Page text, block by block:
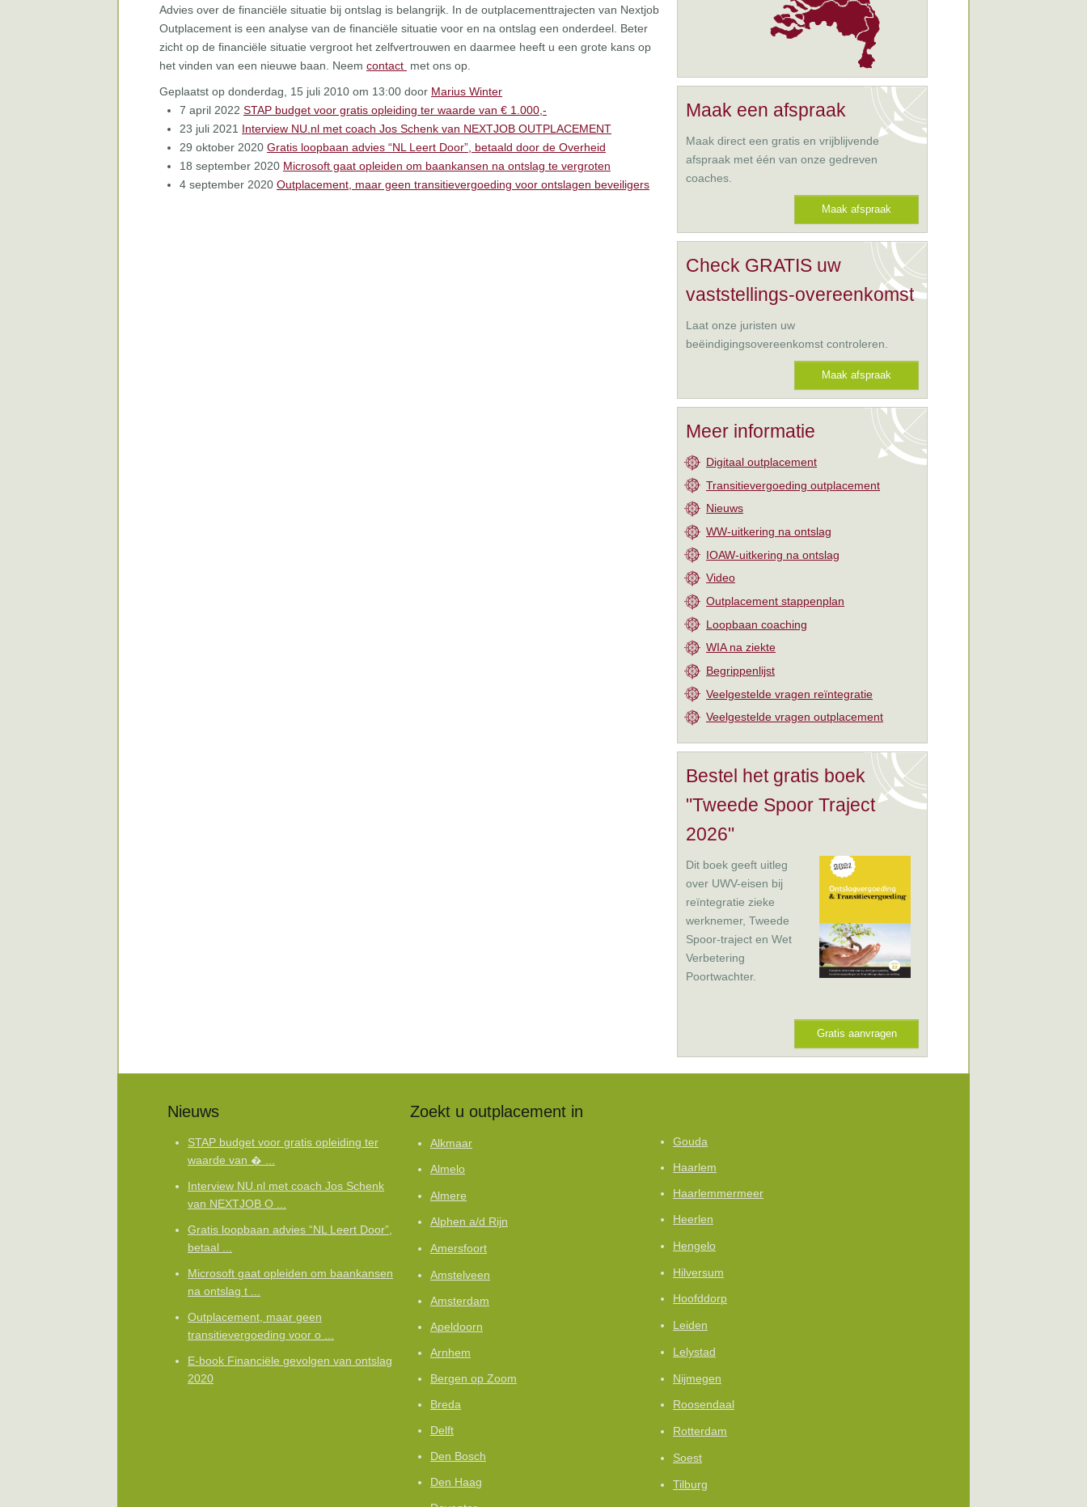
Advies over de financiële situatie bij ontslag is belangrijk. In de outplacementtrajecten van Nextjob
Outplacement is een analyse van de financiële situatie voor en na ontslag een onderdeel. Beter
zicht op de financiële situatie vergroot het zelfvertrouwen en daarmee heeft u een grote kans op
het vinden van een nieuwe baan. Neem contact met ons op.
Geplaatst op donderdag, 15 juli 2010 om 13:00 door Marius Winter
7 april 2022 STAP budget voor gratis opleiding ter waarde van € 1.000,-
23 juli 2021 Interview NU.nl met coach Jos Schenk van NEXTJOB OUTPLACEMENT
29 oktober 2020 Gratis loopbaan advies “NL Leert Door”, betaald door de Overheid
18 september 2020 Microsoft gaat opleiden om baankansen na ontslag te vergroten
4 september 2020 Outplacement, maar geen transitievergoeding voor ontslagen beveiligers
Maak een afspraak
Maak direct een gratis en vrijblijvende
afspraak met één van onze gedreven
coaches.
Maak afspraak
Check GRATIS uw
vaststellings-overeenkomst
Laat onze juristen uw
beëindigingsovereenkomst controleren.
Maak afspraak
Meer informatie
Digitaal outplacement
Transitievergoeding outplacement
Nieuws
WW-uitkering na ontslag
IOAW-uitkering na ontslag
Video
Outplacement stappenplan
Loopbaan coaching
WIA na ziekte
Begrippenlijst
Veelgestelde vragen reïntegratie
Veelgestelde vragen outplacement
Bestel het gratis boek
"Tweede Spoor Traject
2026"
Dit boek geeft uitleg
over UWV-eisen bij
reïntegratie zieke
werknemer, Tweede
Spoor-traject en Wet
Verbetering
Poortwachter.
Gratis aanvragen
Nieuws
STAP budget voor gratis opleiding ter
waarde van � ...
Interview NU.nl met coach Jos Schenk
van NEXTJOB O ...
Gratis loopbaan advies “NL Leert Door”,
betaal ...
Microsoft gaat opleiden om baankansen
na ontslag t ...
Outplacement, maar geen
transitievergoeding voor o ...
E-book Financiële gevolgen van ontslag
2020
Zoekt u outplacement in
Alkmaar
Almelo
Almere
Alphen a/d Rijn
Amersfoort
Amstelveen
Amsterdam
Apeldoorn
Arnhem
Bergen op Zoom
Breda
Delft
Den Bosch
Den Haag
Gouda
Haarlem
Haarlemmermeer
Heerlen
Hengelo
Hilversum
Hoofddorp
Leiden
Lelystad
Nijmegen
Roosendaal
Rotterdam
Soest
Tilburg